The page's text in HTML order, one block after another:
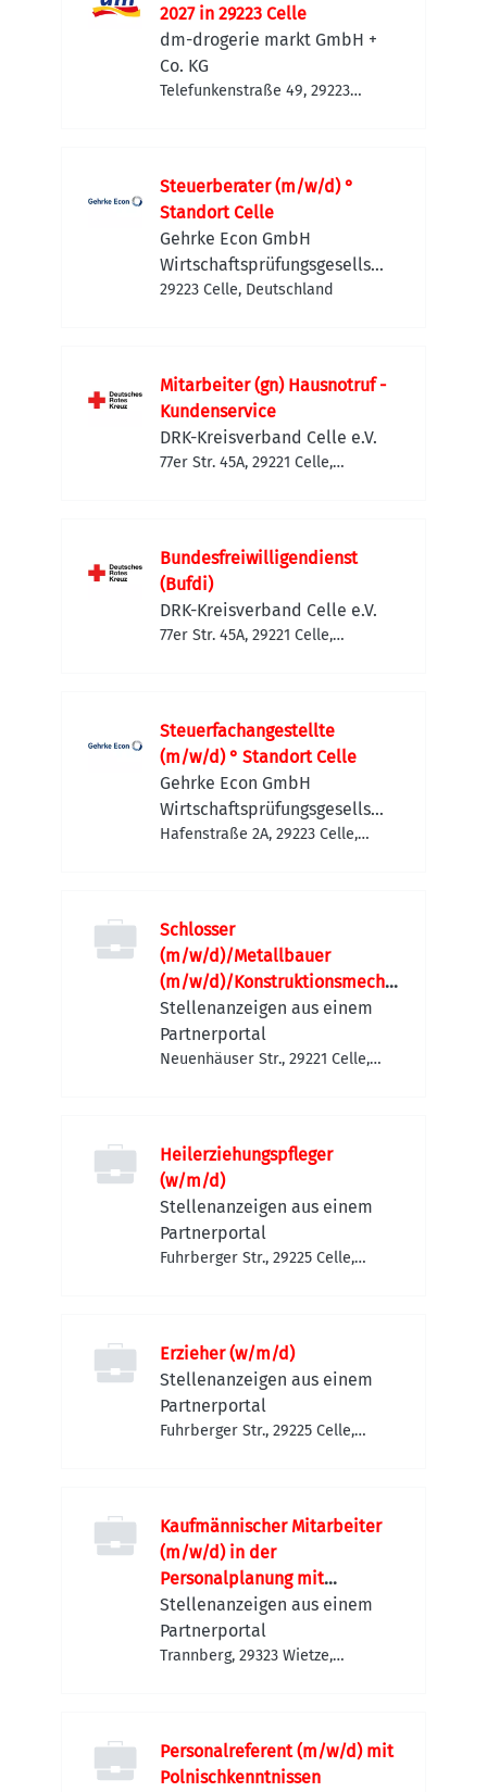
2027 in 29223 Celle
dm-drogerie markt GmbH +
Co. KG
Telefunkenstraße 49, 29223
Steuerberater (m/w/d) °
Standort Celle
Gehrke Econ GmbH
Wirtschaftsprüfungsgesellsch
aft
29223 Celle, Deutschland
Mitarbeiter (gn) Hausnotruf -
Kundenservice
DRK-Kreisverband Celle e.V.
77er Str. 45A, 29221 Celle,
Bundesfreiwilligendienst
(Bufdi)
DRK-Kreisverband Celle e.V.
77er Str. 45A, 29221 Celle,
Steuerfachangestellte
(m/w/d) ° Standort Celle
Gehrke Econ GmbH
Wirtschaftsprüfungsgesellsch
aft
Hafenstraße 2A, 29223 Celle,
Schlosser
(m/w/d)/Metallbauer
(m/w/d)/Konstruktionsmecha
niker (m/w/d)
Stellenanzeigen aus einem
Partnerportal
Neuenhäuser Str., 29221 Celle,
Heilerziehungspfleger
(w/m/d)
Stellenanzeigen aus einem
Partnerportal
Fuhrberger Str., 29225 Celle,
Erzieher (w/m/d)
Stellenanzeigen aus einem
Partnerportal
Fuhrberger Str., 29225 Celle,
Kaufmännischer Mitarbeiter
(m/w/d) in der
Personalplanung mit
Rumänischkenntnissen
Stellenanzeigen aus einem
Partnerportal
Trannberg, 29323 Wietze,
Personalreferent (m/w/d) mit
Polnischkenntnissen